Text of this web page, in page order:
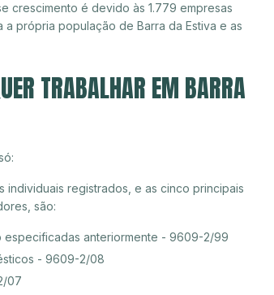
crescimento é devido às 1.779 empresas
própria população de Barra da Estiva e as
TRABALHAR EM BARRA
individuais registrados, e as cinco principais
são:
especificadas anteriormente - 9609-2/99
- 9609-2/08
07